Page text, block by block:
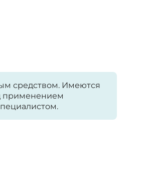
средством. Имеются
применением